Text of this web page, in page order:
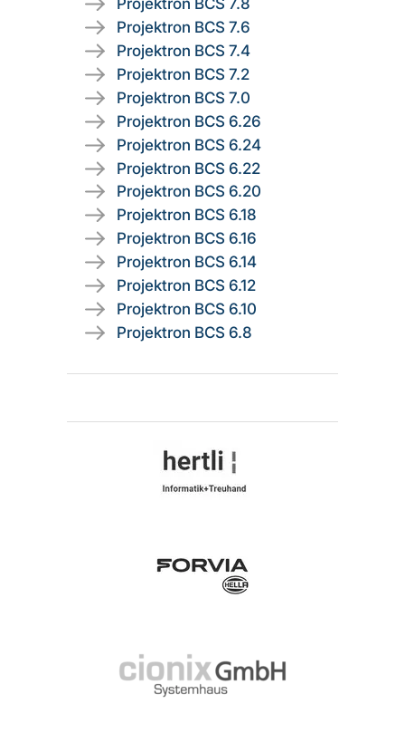
Projektron BCS 7.6
Projektron BCS 7.4
Projektron BCS 7.2
Projektron BCS 7.0
Projektron BCS 6.26
Projektron BCS 6.24
Projektron BCS 6.22
Projektron BCS 6.20
Projektron BCS 6.18
Projektron BCS 6.16
Projektron BCS 6.14
Projektron BCS 6.12
Projektron BCS 6.10
Projektron BCS 6.8